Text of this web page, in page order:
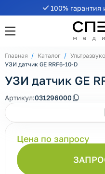
100%
Главная Каталог
УЗИ датчик GE RRF6-10-D
УЗИ датчик GE
Артикул:031296000
Цена по запросу